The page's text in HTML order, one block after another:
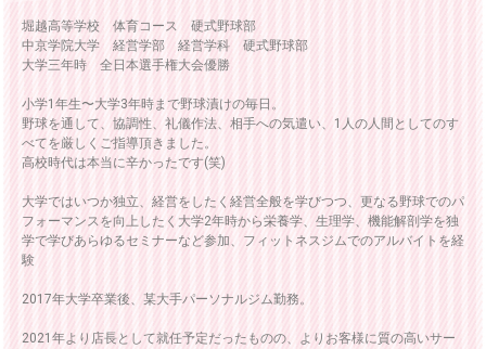
堀越高等学校 体育コース 硬式野球部
中京学院大学 経営学部 経営学科 硬式野球部
大学三年時 全日本選手権大会優勝
小学1年生〜大学3年時まで野球漬けの毎日。
野球を通して、協調性、礼儀作法、相手への気遣い、1人の人間としてのす
べてを厳しくご指導頂きました。
高校時代は本当に辛かったです(笑)
大学ではいつか独立、経営をしたく経営全般を学びつつ、更なる野球でのパ
フォーマンスを向上したく大学2年時から栄養学、生理学、機能解剖学を独
学で学びあらゆるセミナーなど参加、フィットネスジムでのアルバイトを経
験
2017年大学卒業後、某大手パーソナルジム勤務。
2021年より店長として就任予定だったものの、よりお客様に質の高いサー